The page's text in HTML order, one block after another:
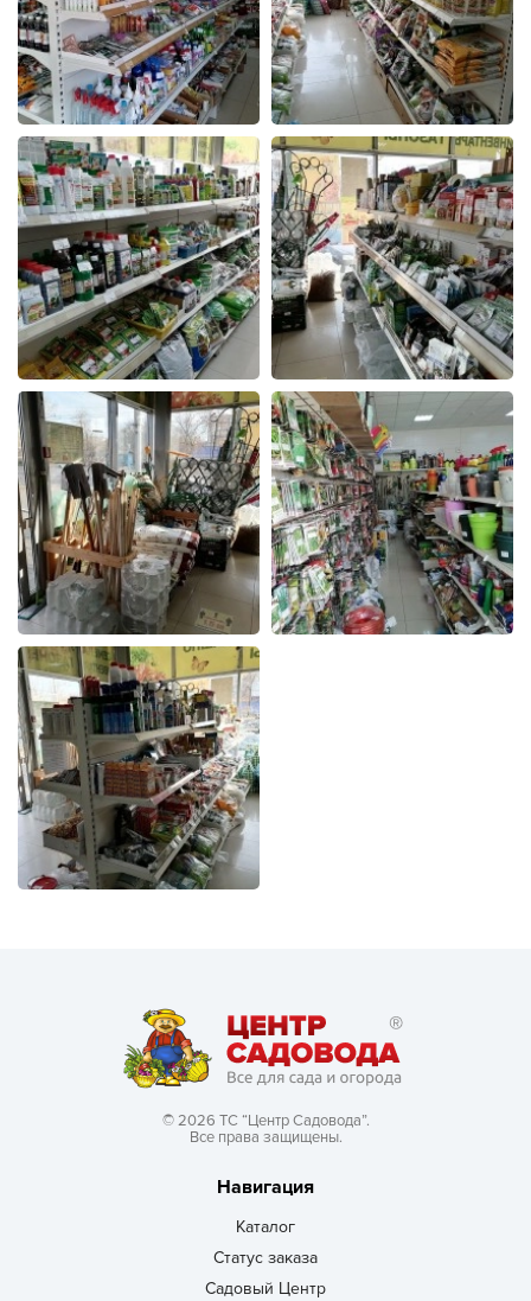
© 2026 ТС “Центр Садовода”.
Все права защищены.
Навигация
Каталог
Статус заказа
Садовый Центр